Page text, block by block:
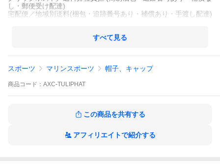
し・郵便受け配達)
宅配便／地域別送料(梱包・追跡番号あり・補償あり・手渡し配達)
送料軽減策の一環として、対象商品に限りクリックポストでの配
配送番号はございますが紛失・破損・未配達など一切の補償はご
すべて見る
スポーツ マリンスポーツ 帽子、キャップ
商品 コード： AXC-TULIPHAT
この商品を共有する
アフィリエイトで紹介する